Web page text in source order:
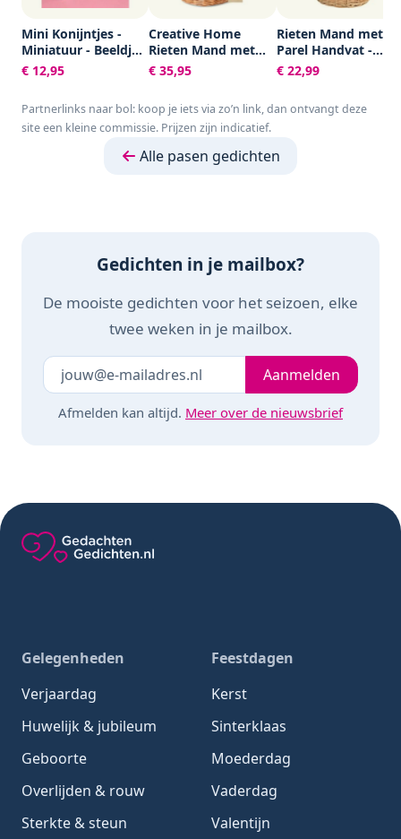
Mini Konijntjes -
Miniatuur - Beeldjes
- Wit - Konijn - 20
stuks - Pasen -
Landschap - DIY
€ 12,95
Creative Home
Rieten Mand met
Handvat |
35x30x35cm |
Picnic Pasen
Decoratie |
Handgeweven
€ 35,95
Rieten Mand met
Parel Handvat -
Paasmandje -
Waterdichte
Strooimandje
Rieten - Gevlochten
Decoratie -
Handgeweven -
€ 22,99
Partnerlinks naar bol: koop je iets via zo’n link, dan ontvangt deze
site een kleine commissie. Prijzen zijn indicatief.
Alle pasen gedichten
Gedichten in je mailbox?
De mooiste gedichten voor het seizoen, elke
twee weken in je mailbox.
Laat dit veld leeg Je e-mailadresAanmelden
Afmelden kan altijd. Meer over de nieuwsbrief
Gelegenheden
Verjaardag
Huwelijk & jubileum
Geboorte
Overlijden & rouw
Sterkte & steun
Feestdagen
Kerst
Sinterklaas
Moederdag
Vaderdag
Valentijn